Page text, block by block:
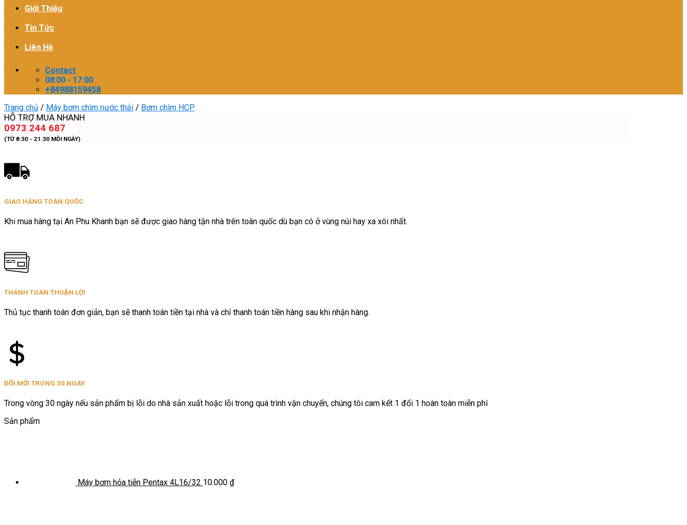
Giới Thiệu
Tin Tức
Liên Hệ
Contact
08:00 - 17:00
+84988159458
Trang chủ / Máy bơm chìm nước thải / Bơm chìm HCP
HỖ TRỢ MUA NHANH
0973 244 687
(TỪ 8:30 - 21:30 MỖI NGÀY)
GIAO HÀNG TOÀN QUỐC
Khi mua hàng tại An Phu Khanh bạn sẽ được giao hàng tận nhà trên toàn quốc dù bạn có ở vùng núi hay xa xôi nhất.
THANH TOÁN THUẬN LỢI
Thủ tục thanh toán đơn giản, bạn sẽ thanh toán tiền tại nhà và chỉ thanh toán tiền hàng sau khi nhận hàng.
ĐỔI MỚI TRONG 30 NGÀY
Trong vòng 30 ngày nếu sản phẩm bị lỗi do nhà sản xuất hoặc lỗi trong quá trình vận chuyển, chúng tôi cam kết 1 đổi 1 hoàn toàn miễn phí
Sản phẩm
Máy bơm hỏa tiễn Pentax 4L16/32 10.000 ₫